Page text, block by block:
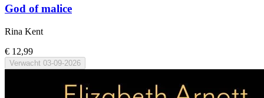
God of malice
Rina Kent
€ 12,99
Verwacht 03-09-2026